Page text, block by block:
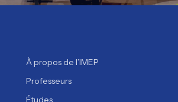
À propos de l’IMEP
Professeurs
Études